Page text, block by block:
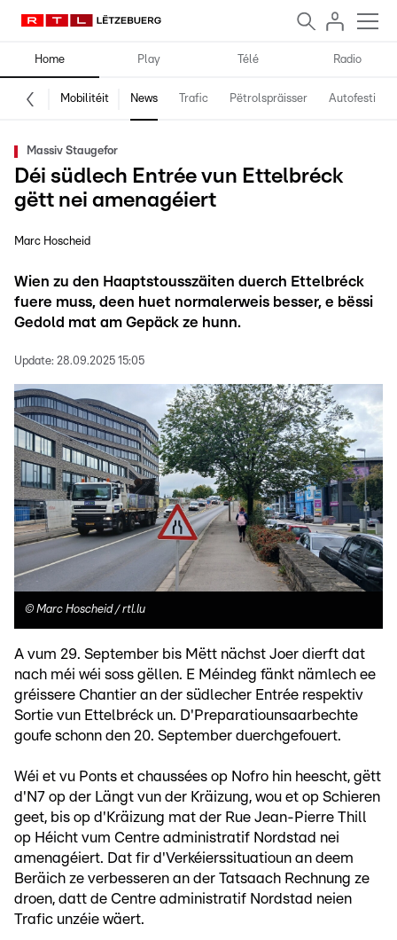
Home Play Télé Radio
Mobilitéit News Trafic Pëtrolspräisser Autofestival
Massiv Staugefor
Déi südlech Entrée vun Ettelbréck
gëtt nei amenagéiert
Marc Hoscheid
Wien zu den Haaptstousszäiten duerch Ettelbréck
fuere muss, deen huet normalerweis besser, e bëssi
Gedold mat am Gepäck ze hunn.
Update: 28.09.2025 15:05
© Marc Hoscheid / rtl.lu
A vum 29. September bis Mëtt nächst Joer dierft dat
nach méi wéi soss gëllen. E Méindeg fänkt nämlech ee
gréissere Chantier an der südlecher Entrée respektiv
Sortie vun Ettelbréck un. D'Preparatiounsaarbechte
goufe schonn den 20. September duerchgefouert.
Wéi et vu Ponts et chaussées op Nofro hin heescht, gëtt
d'N7 op der Längt vun der Kräizung, wou et op Schieren
geet, bis op d'Kräizung mat der Rue Jean-Pierre Thill
op Héicht vum Centre administratif Nordstad nei
amenagéiert. Dat fir d'Verkéierssituatioun an deem
Beräich ze verbesseren an der Tatsaach Rechnung ze
droen, datt de Centre administratif Nordstad neien
Trafic unzéie wäert.